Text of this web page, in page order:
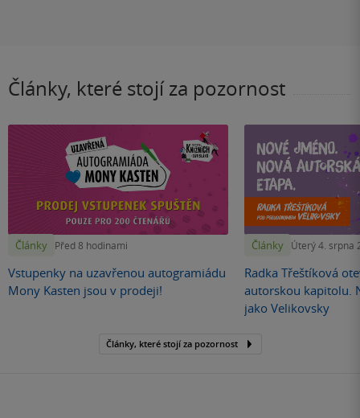
Články, které stojí za pozornost
Články Před 8 hodinami
Vstupenky na uzavřenou autogramiádu
Mony Kasten jsou v prodeji!
Články Úterý 4. srpna
Radka Třeštíková
autorskou kapitolu.
jako Velikovsky
Články, které stojí za pozornost